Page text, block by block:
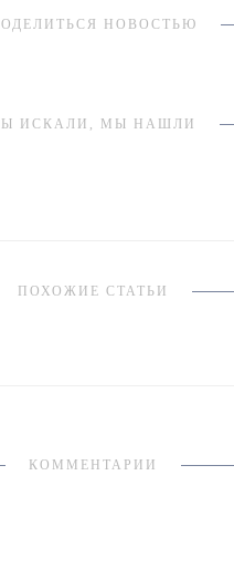
НОВОСТЬЮ
ИСКАЛИ, МЫ НАШЛИ
ПОХОЖИЕ СТАТЬИ
КОММЕНТАРИИ